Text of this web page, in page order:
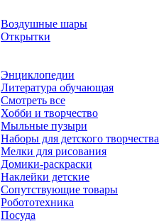
Воздушные шары
Открытки
Энциклопедии
Литература обучающая
Смотреть все
Хобби и творчество
Мыльные пузыри
Наборы для детского творчества
Мелки для рисования
Домики-раскраски
Наклейки детские
Сопутствующие товары
Робототехника
Посуда